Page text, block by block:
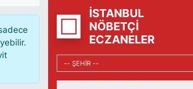
İSTANBUL
NÖBETÇI
ECZANELER